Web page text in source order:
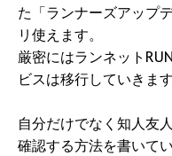
た「ランナーズアップ
リ使えます。
厳密にはランネット
ビスは移行していきます
自分だけでなく知人友
確認する方法を書いてい